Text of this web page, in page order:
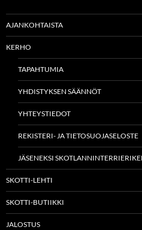
AJANKOHTAISTA
KERHO
TAPAHTUMIA
YHDISTYKSEN SÄÄNNÖT
YHTEYSTIEDOT
REKISTERI- JA TIETOSUOJASELOSTE
JÄSENEKSI
SKOTTI-LEHTI
SKOTTI-BUTIIKKI
JALOSTUS